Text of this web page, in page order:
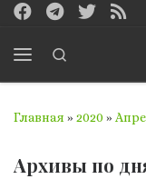
Перейти к
Главная » 2020 »
Архивы по